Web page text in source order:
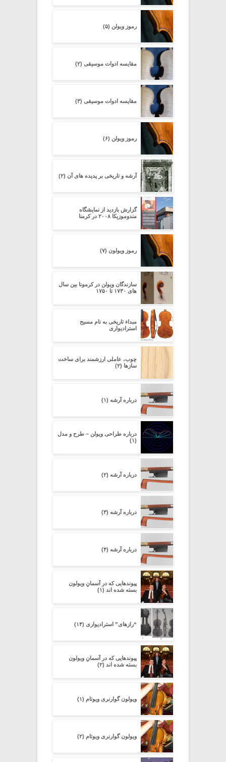
رموز ویولن (۵)
مقایسه ادوات موسیقی (۲)
مقایسه ادوات موسیقی (۳)
رموز ویولن (۶)
آرشه و تاریخی بر پدیده های آن (۲)
گزارش بازدید از نمایشگاه
مندوموزیکا ۲۰۰۸ در کرمنا
رموز ویولون (۷)
سازندگان ویولن در کرمونا بین سال
های ۱۷۳۰ تا ۱۷۵۰
مبداء تاریخی به نام مسیح
استرادیواری
چوب، عاملی ارزشمند برای ساخت
سازها (۲)
درباره آرشه (۱)
درباره طراحی ویولن – طرح و مدل
(۱)
درباره آرشه (۲)
درباره آرشه (۳)
درباره آرشه (۴)
پیوندهایی که در آسمانِ ویولون
بسته شده اند (۱)
“رازهای” استرادیواری (۱۴)
پیوندهایی که در آسمانِ ویولون
بسته شده اند (۲)
ویولون گوارنری ویوتام (۱)
ویولون گوارنری ویوتام (۲)